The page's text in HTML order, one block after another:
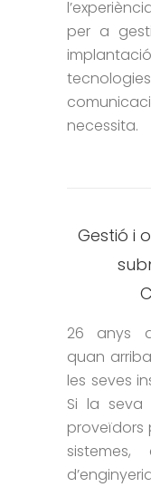
per a
necessita.
Gestió i
26 anys
quan
les seves
Si la seva
proveïdors